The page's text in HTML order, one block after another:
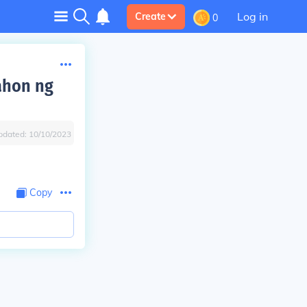
Create 0 Log in
ng
10/10/2023
Copy